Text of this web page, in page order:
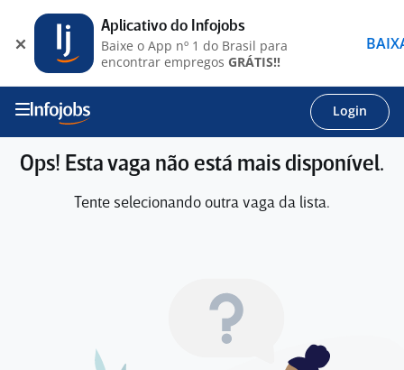
Login
Ops! Esta vaga não está mais disponível.
Tente selecionando outra vaga da lista.
Aplicativo do Infojobs
Baixe o App nº 1 do Brasil para
encontrar empregos GRÁTIS!!